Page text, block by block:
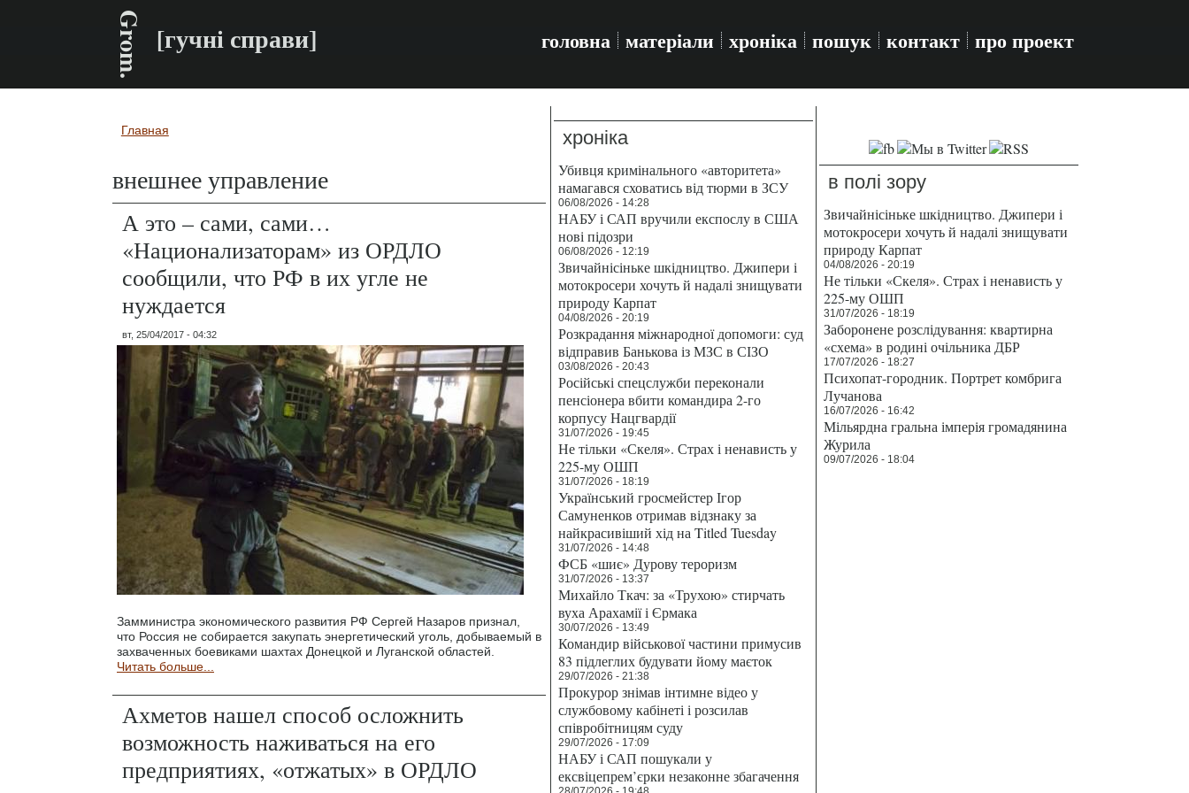
Grom. [гучні справи] головна матеріали хроніка пошук контакт про проект
Вы здесь
Главная
внешнее управление
А это – сами, сами…
«Национализаторам» из ОРДЛО
сообщили, что РФ в их угле не
нуждается
вт, 25/04/2017 - 04:32
Замминистра экономического развития РФ Сергей Назаров признал,
что Россия не собирается закупать энергетический уголь, добываемый в
захваченных боевиками шахтах Донецкой и Луганской областей.
Читать больше...
Ахметов нашел способ осложнить
возможность наживаться на его
предприятиях, «отжатых» в ОРДЛО
хроніка
Убивця кримінального «авторитета»
намагався сховатись від тюрми в ЗСУ
06/08/2026 - 14:28
НАБУ і САП вручили експослу в США
нові підозри
06/08/2026 - 12:19
Звичайнісіньке шкідництво. Джипери і
мотокросери хочуть й надалі знищувати
природу Карпат
04/08/2026 - 20:19
Розкрадання міжнародної допомоги: суд
відправив Банькова із МЗС в СІЗО
03/08/2026 - 20:43
Російські спецслужби переконали
пенсіонера вбити командира 2-го
корпусу Нацгвардії
31/07/2026 - 19:45
Не тільки «Скеля». Страх і ненависть у
225-му ОШП
31/07/2026 - 18:19
Український гросмейстер Ігор
Самуненков отримав відзнаку за
найкрасивіший хід на Titled Tuesday
31/07/2026 - 14:48
ФСБ «шиє» Дурову тероризм
31/07/2026 - 13:37
Михайло Ткач: за «Трухою» стирчать
вуха Арахамії і Єрмака
30/07/2026 - 13:49
Командир військової частини примусив
83 підлеглих будувати йому маєток
29/07/2026 - 21:38
Прокурор знімав інтимне відео у
службовому кабінеті і розсилав
співробітницям суду
29/07/2026 - 17:09
НАБУ і САП пошукали у
ексвіцепрем’єрки незаконне збагачення
в полі зору
Звичайнісіньке шкідництво. Джипери і
мотокросери хочуть й надалі знищувати
природу Карпат
04/08/2026 - 20:19
Не тільки «Скеля». Страх і ненависть у
225-му ОШП
31/07/2026 - 18:19
Заборонене розслідування: квартирна
«схема» в родині очільника ДБР
17/07/2026 - 18:27
Психопат-городник. Портрет комбрига
Лучанова
16/07/2026 - 16:42
Мільярдна гральна імперія громадянина
Журила
09/07/2026 - 18:04